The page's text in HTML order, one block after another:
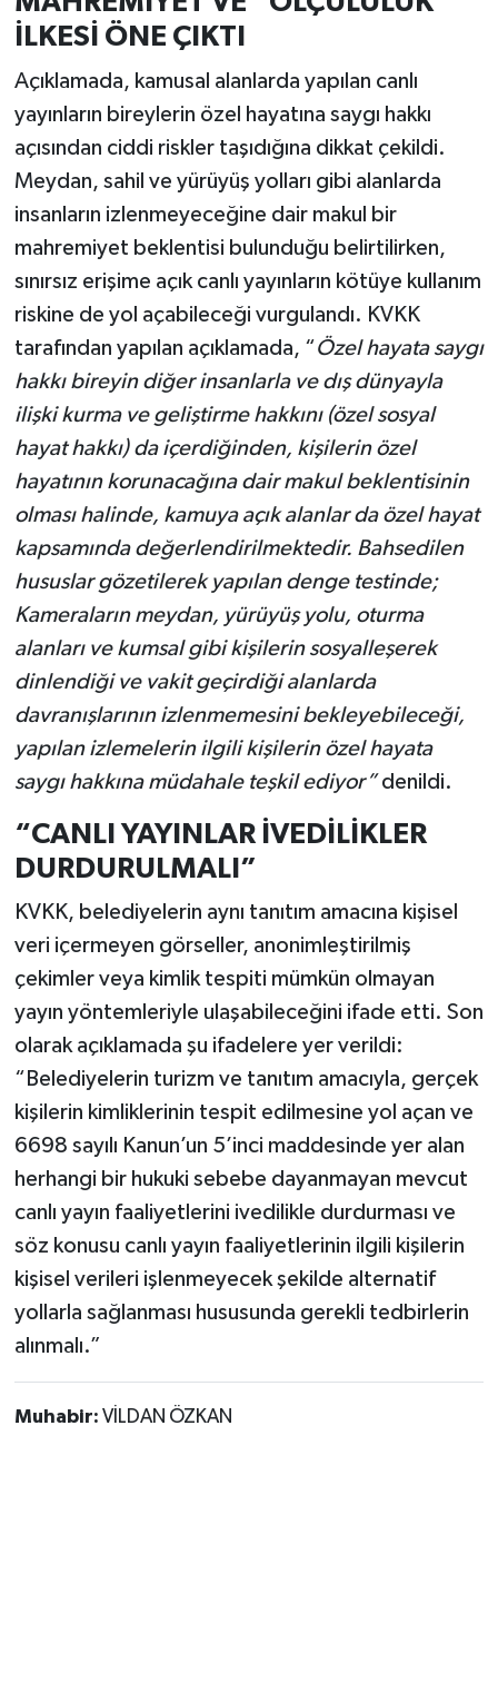
İLKESİ ÖNE ÇIKTI
Açıklamada, kamusal alanlarda yapılan canlı
yayınların bireylerin özel hayatına saygı hakkı
açısından ciddi riskler taşıdığına dikkat çekildi.
Meydan, sahil ve yürüyüş yolları gibi alanlarda
insanların izlenmeyeceğine dair makul bir
mahremiyet beklentisi bulunduğu belirtilirken,
sınırsız erişime açık canlı yayınların kötüye kullanım
riskine de yol açabileceği vurgulandı. KVKK
tarafından yapılan açıklamada, “Özel hayata saygı
hakkı bireyin diğer insanlarla ve dış dünyayla
ilişki kurma ve geliştirme hakkını (özel sosyal
hayat hakkı) da içerdiğinden, kişilerin özel
hayatının korunacağına dair makul beklentisinin
olması halinde, kamuya açık alanlar da özel hayat
kapsamında değerlendirilmektedir. Bahsedilen
hususlar gözetilerek yapılan denge testinde;
Kameraların meydan, yürüyüş yolu, oturma
alanları ve kumsal gibi kişilerin sosyalleşerek
dinlendiği ve vakit geçirdiği alanlarda
davranışlarının izlenmemesini bekleyebileceği,
yapılan izlemelerin ilgili kişilerin özel hayata
saygı hakkına müdahale teşkil ediyor”denildi.
“CANLI YAYINLAR İVEDİLİKLER
DURDURULMALI”
KVKK, belediyelerin aynı tanıtım amacına kişisel
veri içermeyen görseller, anonimleştirilmiş
çekimler veya kimlik tespiti mümkün olmayan
yayın yöntemleriyle ulaşabileceğini ifade etti. Son
olarak açıklamada şu ifadelere yer verildi:
“Belediyelerin turizm ve tanıtım amacıyla, gerçek
kişilerin kimliklerinin tespit edilmesine yol açan ve
6698 sayılı Kanun’un 5’inci maddesinde yer alan
herhangi bir hukuki sebebe dayanmayan mevcut
canlı yayın faaliyetlerini ivedilikle durdurması ve
söz konusu canlı yayın faaliyetlerinin ilgili kişilerin
kişisel verileri işlenmeyecek şekilde alternatif
yollarla sağlanması hususunda gerekli tedbirlerin
alınmalı.”
Muhabir: VİLDAN ÖZKAN